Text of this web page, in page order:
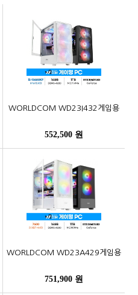
WORLDCOM WD23I432게임용
552,500 원
WORLDCOM WD23A429게임용
751,900 원